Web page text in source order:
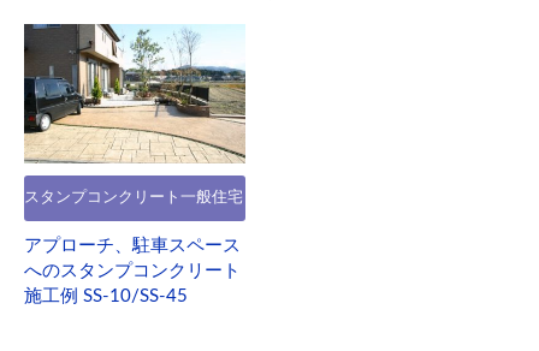
スタンプコンクリート一般住宅
アプローチ、駐車スペース
へのスタンプコンクリート
施工例 SS-10/SS-45